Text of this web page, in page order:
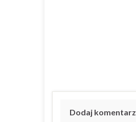
Dodaj komentarz